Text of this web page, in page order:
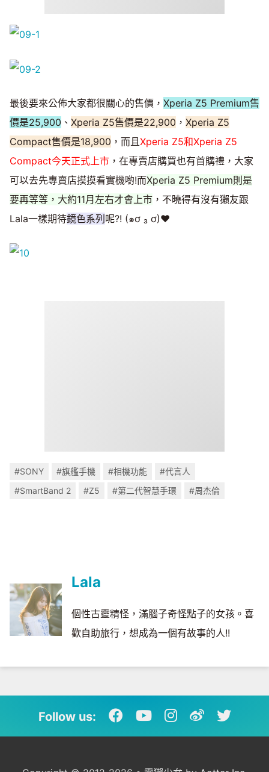
最後要來公佈大家都很關心的售價， Xperia Z5 Premium售
價是25,900 、 Xperia Z5售價是22,900 ， Xperia Z5
Compact售價是18,900 ，而且Xperia Z5和Xperia Z5
Compact今天正式上市 ，在專賣店購買也有首購禮，大家
可以去先專賣店摸摸看實機喲!而Xperia Z5 Premium則是
要再等等，大約11月左右才會上市 ，不曉得有沒有獺友跟
Lala一樣期待鏡色系列呢?! (๑ơ ₃ ơ)♥
#SONY #旗艦手機 #相機功能
#代言人
#SmartBand 2
#Z5 #第二代智慧手環 #周杰倫
Lala
個性古靈精怪，滿腦子奇怪點子的女孩。喜
歡自助旅行，想成為一個有故事的人!!
Follow us: